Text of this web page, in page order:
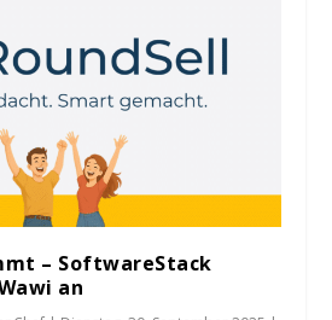
– SoftwareStack
an